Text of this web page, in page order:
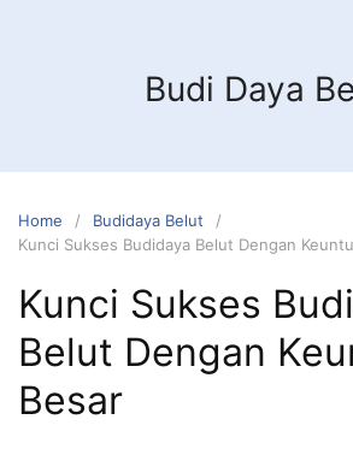
Budi Daya
Home
Budidaya Belut
Kunci Sukses Budidaya Belut Dengan
Kunci Sukses
Belut Dengan
Besar